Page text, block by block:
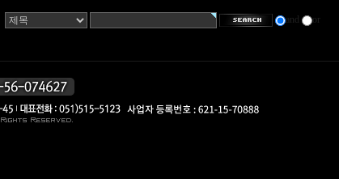
and or